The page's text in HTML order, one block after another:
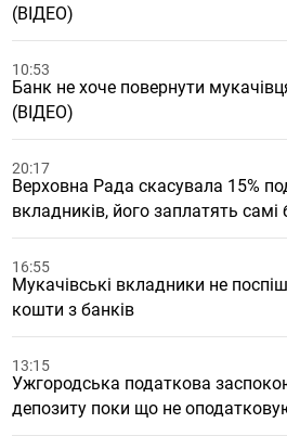
(ВІДЕО)
10:53
Банк не хоче повернути
(ВІДЕО)
20:17
Верховна Рада скасувала 15%
вкладників, його заплатять самі
16:55
Мукачівські вкладники не
кошти з банків
13:15
Ужгородська податкова
депозиту поки що не